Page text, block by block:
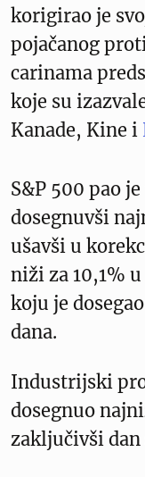
korigirao je
pojačanog
carinama
koje su
Kanade, Kine i
S&P 500 pao
dosegnuvši
ušavši u
niži za 10,1%
koju je
dana.
Industrijski
dosegnuo
zaključivši dan